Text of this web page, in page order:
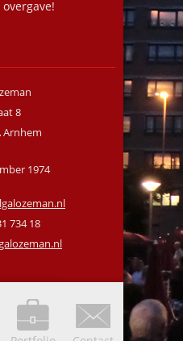
8
Arnhem
1974
734 18